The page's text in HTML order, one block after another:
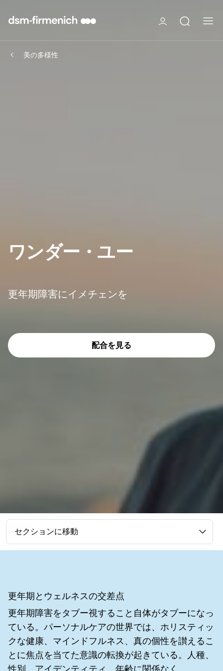
美の多様性
ワンダー・ユー
更年期障害にイメチェンを
配合を見る
セクションに移動
更年期とウェルネスの交差点
更年期障害をタブー視すること自体がタブーになっ
ている。パーソナルケアの世界では、ホリスティッ
クな健康、マインドフルネス、真の個性を讃えるこ
とに焦点を当てた意識の転換が起きている。人種、